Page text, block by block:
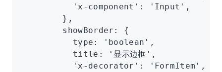
          'x-component'
: 'Input' ,
        }
,
        showBorder
:
{
          type
: 'boolean' ,
          title
: '显示边框' ,
          'x-decorator'
: 'FormItem' ,